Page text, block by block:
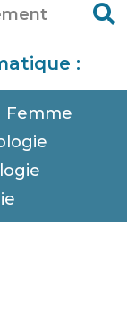
:
Femme